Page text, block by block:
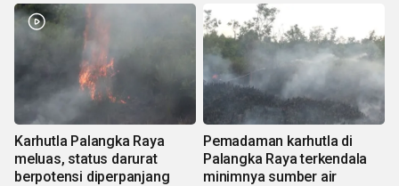
Karhutla Palangka Raya
meluas, status darurat
berpotensi diperpanjang
Pemadaman karhutla di
Palangka Raya terkendala
minimnya sumber air